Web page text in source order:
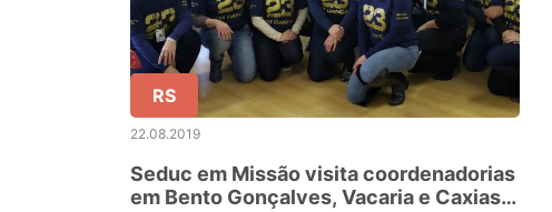
RS
22.08.2019
Seduc em Missão visita coordenadorias
em Bento Gonçalves, Vacaria e Caxias